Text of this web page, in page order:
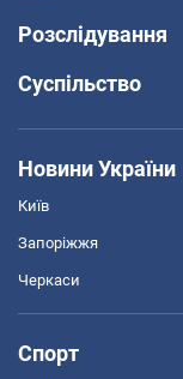
Розслідування
Суспільство
Новини України
Київ
Запоріжжя
Черкаси
Спорт